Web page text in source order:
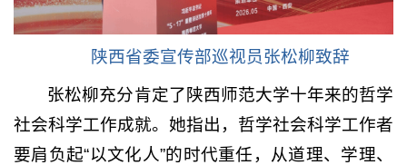
陕西省委宣传部巡视员张松柳致辞
张松柳充分肯定了陕西师范大学十年来的哲学
社会科学工作成就。她指出，哲学社会科学工作者
要肩负起“以文化人”的时代重任，从道理、学理、